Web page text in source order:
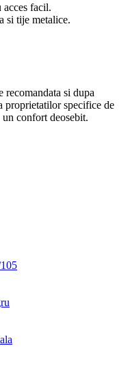
acces facil.
si tije metalice.
recomandata si dupa
proprietatilor specifice de
un confort deosebit.